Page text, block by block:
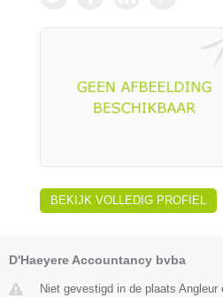
BEKIJK VOLLEDIG PROFIEL
D'Haeyere Accountancy bvba
Niet gevestigd in de plaats